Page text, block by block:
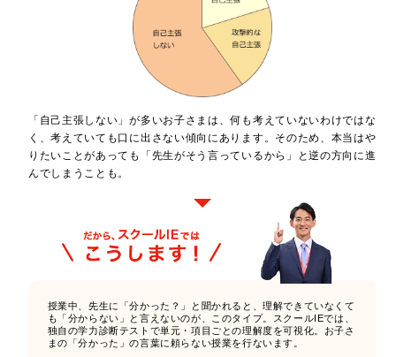
「自己主張しない」が多いお子さまは、何も考えていないわけではな
く、考えていても口に出さない傾向にあります。そのため、本当はや
りたいことがあっても「先生がそう言っているから」と逆の方向に進
んでしまうことも。
授業中、先生に「分かった？」と聞かれると、理解できていなくて
も「分からない」と言えないのが、このタイプ。スクールIEでは、
独自の学力診断テストで単元・項目ごとの理解度を可視化。お子さ
まの「分かった」の言葉に頼らない授業を行ないます。